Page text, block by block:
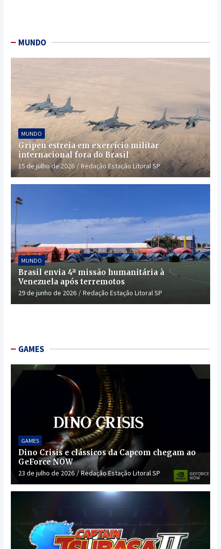
MUNDO
MUNDO
Gripen estreia em exercício militar
internacional fora do Brasil
15 de julho de 2026 Redação Estação Litoral SP
MUNDO
Brasil envia 4ª missão humanitária à
Venezuela após terremotos
29 de junho de 2026 Redação Estação Litoral SP
GAMES
GAMES
Dino Crisis e clássicos da Capcom chegam ao
GeForce NOW
23 de julho de 2026 Redação Estação Litoral SP